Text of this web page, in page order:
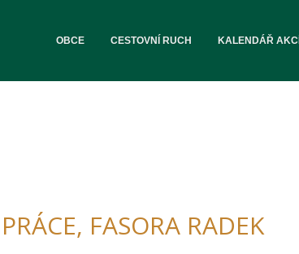
OBCE CESTOVNÍ RUCH KALENDÁŘ AKCÍ
FASORA RADEK